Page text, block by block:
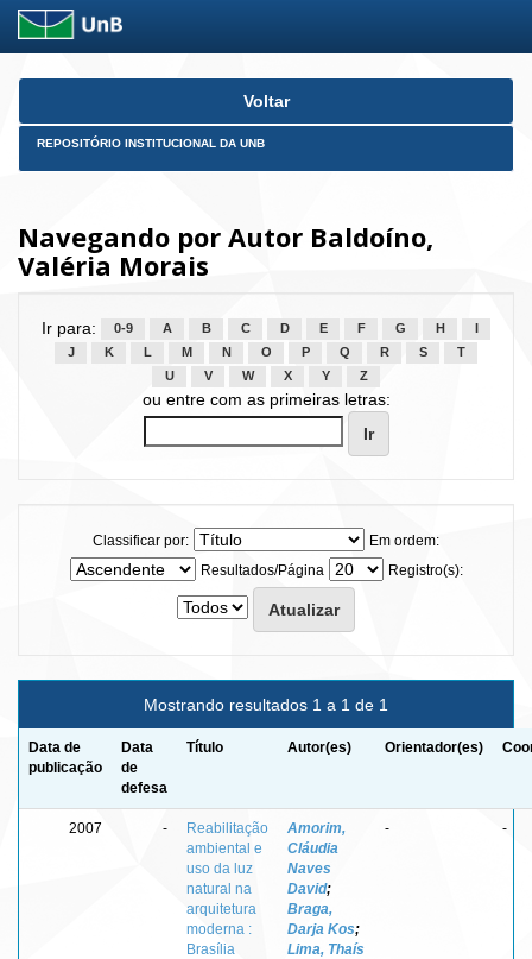
Skip
Voltar
REPOSITÓRIO INSTITUCIONAL DA UNB
Navegando por Autor Baldoíno,
Valéria Morais
Ir para: 0-9 A B C D E F G H
J
K L M N O P Q R S
T
U
V W X Y Z
ou entre com as primeiras letras:
Classificar por:
Em ordem:
Resultados/Página
Registro(s):
Mostrando resultados 1 a 1 de 1
Data de
publicação
Data
de
defesa
Título Autor(es) Orientador(es)
2007 -
Reabilitação
ambiental e
uso da luz
natural na
arquitetura
moderna :
Brasília
Amorim,
Cláudia
Naves
David;
Braga,
Darja Kos;
Lima, Thaís
- -